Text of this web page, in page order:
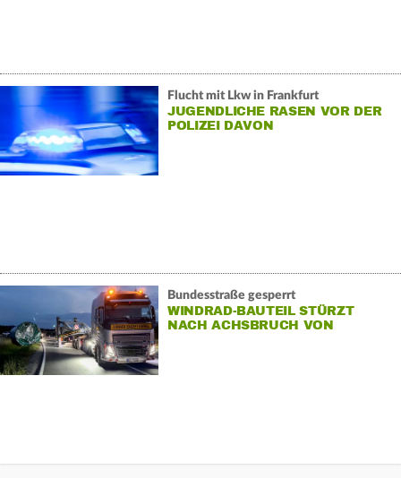
Flucht mit Lkw in Frankfurt
JUGENDLICHE RASEN VOR DER
POLIZEI DAVON
Bundesstraße gesperrt
WINDRAD-BAUTEIL STÜRZT
NACH ACHSBRUCH VON